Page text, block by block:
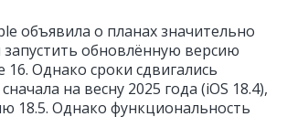
объявила о планах значительно
обновлённую версию
16. Однако сроки сдвигались
на весну 2025 года (iOS 18.4),
18.5. Однако функциональность